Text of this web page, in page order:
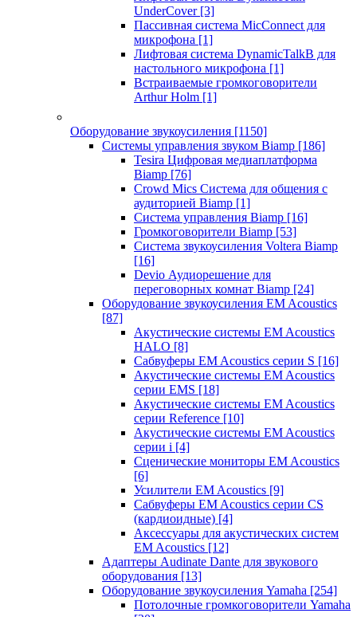
UnderCover [3]
Пассивная система MicConnect для
микрофона [1]
Лифтовая система DynamicTalkB для
настольного микрофона [1]
Встраиваемые громкоговорители
Arthur Holm [1]
Оборудование звукоусиления [1150]
Системы управления звуком Biamp [186]
Tesira Цифровая медиаплатформа
Biamp [76]
Crowd Mics Система для общения с
аудиторией Biamp [1]
Система управления Biamp [16]
Громкоговорители Biamp [53]
Система звукоусиления Voltera Biamp
[16]
Devio Аудиорешение для
переговорных комнат Biamp [24]
Оборудование звукоусиления EM Acoustics
[87]
Акустические системы EM Acoustics
HALO [8]
Сабвуферы EM Acoustics серии S [16]
Акустические системы EM Acoustics
серии EMS [18]
Акустические системы EM Acoustics
серии Reference [10]
Акустические системы EM Acoustics
серии i [4]
Сценические мониторы EM Acoustics
[6]
Усилители EM Acoustics [9]
Сабвуферы EM Acoustics серии CS
(кардиоидные) [4]
Аксессуары для акустических систем
EM Acoustics [12]
Адаптеры Audinate Dante для звукового
оборудования [13]
Оборудование звукоусиления Yamaha [254]
Потолочные громкоговорители Yamaha